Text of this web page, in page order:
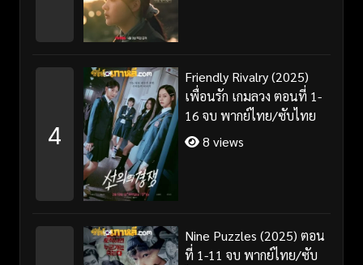
4
Friendly Rivalry (2025)
เพื่อนรัก เกมลวง ตอนที่ 1-
16 จบ พากย์ไทย/ซับไทย
8 views
Nine Puzzles (2025) ตอน
ที่ 1-11 จบ พากย์ไทย/ซับ